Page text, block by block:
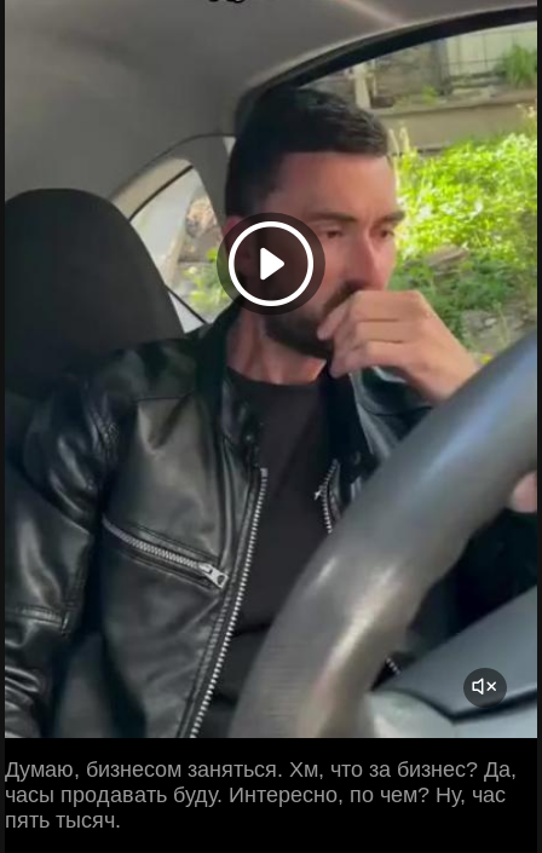
Думаю, бизнесом заняться. Хм, что за бизнес? Да,
часы продавать буду. Интересно, по чем? Ну, час
пять тысяч.